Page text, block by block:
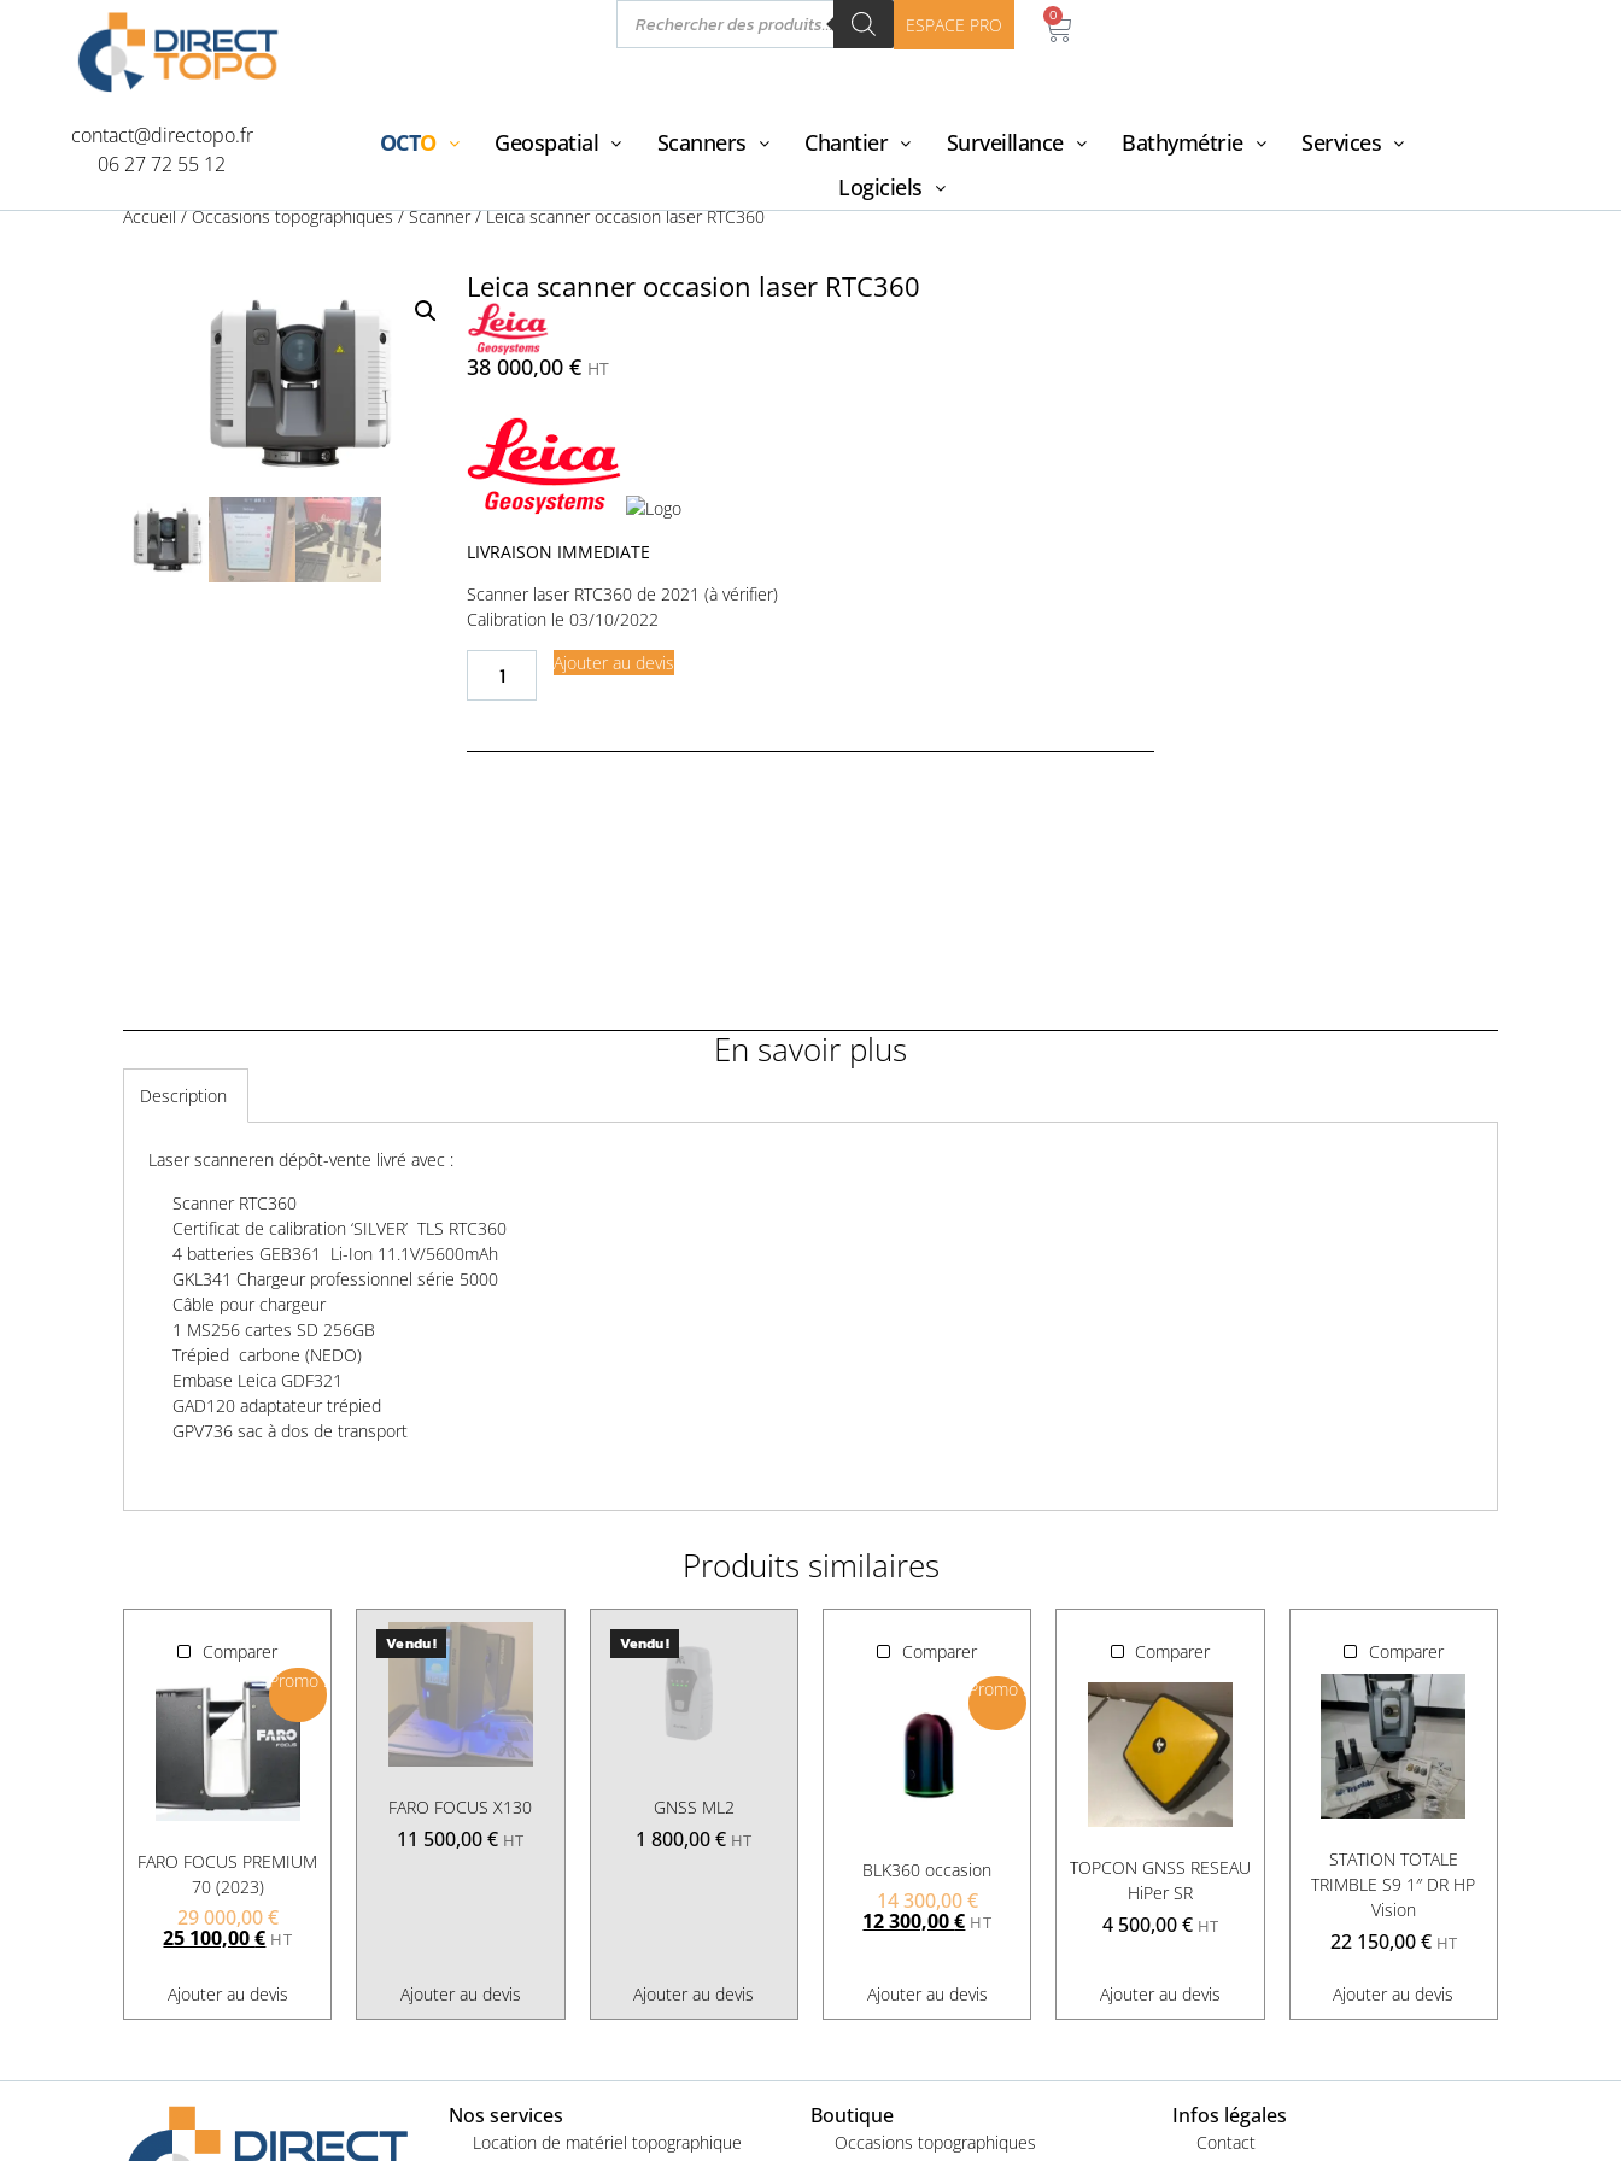
ESPACE PRO 0
contact@directopo.fr
06 27 72 55 12
OCTO Geospatial Scanners Chantier Surveillance Bathymétrie
Services
Logiciels
Accueil/Occasions topographiques/Scanner/ Leica scanner occasion laser RTC360
Leica scanner occasion laser RTC360
38 000,00 € HT
LIVRAISON IMMEDIATE
Scanner laser RTC360 de 2021 (à vérifier)
Calibration le 03/10/2022
Ajouter au devis
En savoir plus
Description
Laser scanneren dépôt-vente livré avec :
Scanner RTC360
Certificat de calibration ‘SILVER’ TLS RTC360
4 batteries GEB361 Li-Ion 11.1V/5600mAh
GKL341 Chargeur professionnel série 5000
Câble pour chargeur
1 MS256 cartes SD 256GB
Trépied carbone (NEDO)
Embase Leica GDF321
GAD120 adaptateur trépied
GPV736 sac à dos de transport
Produits similaires
Comparer
Promo !
FARO FOCUS PREMIUM
70 (2023)
29 000,00€
25 100,00€ HT
Ajouter au devis
Vendu !
FARO FOCUS X130
11 500,00€ HT
Ajouter au devis
Vendu !
GNSS ML2
1 800,00€ HT
Ajouter au devis
Comparer
Promo !
BLK360 occasion
14 300,00€
12 300,00€ HT
Ajouter au devis
Comparer
TOPCON GNSS RESEAU
HiPer SR
4 500,00€ HT
Ajouter au devis
Comparer
STATION TOTALE
TRIMBLE S9 1″ DR HP
Vision
22 150,00€ HT
Ajouter au devis
Nos services
Location de matériel topographique
Boutique
Occasions topographiques
Infos légales
Contact